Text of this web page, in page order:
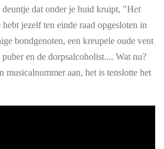
deuntje dat onder je huid kruipt, "Het
hebt jezelf ten einde raad opgesloten in
bondgenoten, een kreupele oude vent
en de dorpsalcoholist.... Wat nu?
musicalnummer aan, het is tenslotte het